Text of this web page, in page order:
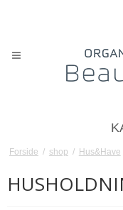
Forside / shop / Hus&Have